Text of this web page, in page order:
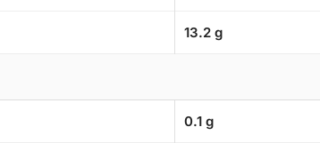
13.2 g
0.1 g